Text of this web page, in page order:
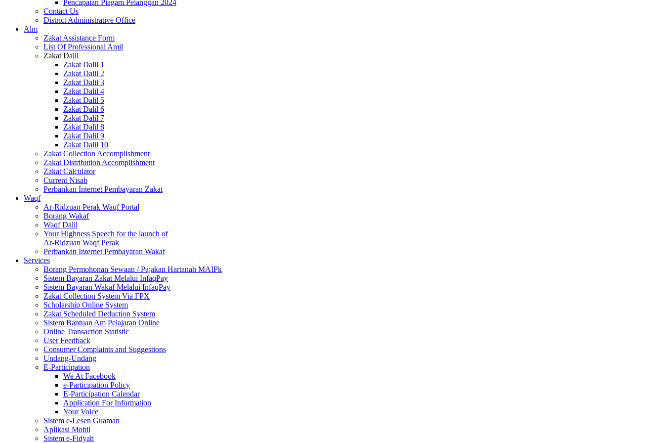
Pencapaian Piagam Pelanggan 2024
Contact Us
District Administrative Office
Alm
Zakat Assistance Form
List Of Professional Amil
Zakat Dalil
Zakat Dalil 1
Zakat Dalil 2
Zakat Dalil 3
Zakat Dalil 4
Zakat Dalil 5
Zakat Dalil 6
Zakat Dalil 7
Zakat Dalil 8
Zakat Dalil 9
Zakat Dalil 10
Zakat Collection Accomplishment
Zakat Distribution Accomplishment
Zakat Calculator
Current Nisab
Perbankan Internet Pembayaran Zakat
Waqf
Ar-Ridzuan Perak Waqf Portal
Borang Wakaf
Waqf Dalil
Your Highness Speech for the launch of
Ar-Ridzuan Waqf Perak
Perbankan Internet Pembayaran Wakaf
Services
Borang Permohonan Sewaan / Pajakan Hartanah MAIPk
Sistem Bayaran Zakat Melalui InfaqPay
Sistem Bayaran Wakaf Melalui InfaqPay
Zakat Collection System Via FPX
Scholarship Online System
Zakat Scheduled Deduction System
Sistem Bantuan Am Pelajaran Online
Online Transaction Statistic
User Feedback
Consumer Complaints and Suggestions
Undang-Undang
E-Participation
We At Facebook
e-Participation Policy
E-Participation Calendar
Application For Information
Your Voice
Sistem e-Lesen Guaman
Aplikasi Mobil
Sistem e-Fidyah